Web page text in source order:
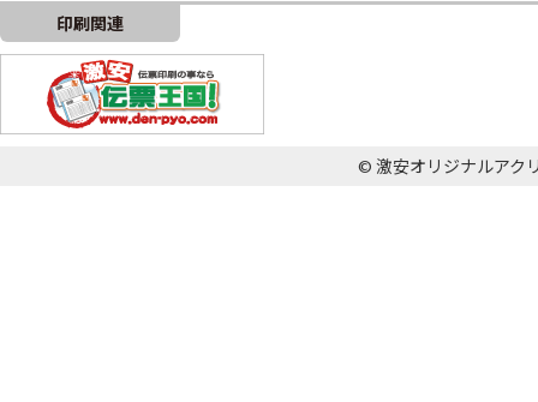
印刷関連
© 激安オリジナルアク